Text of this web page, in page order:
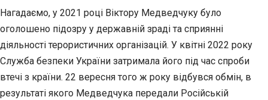
Нагадаємо, у 2021 році Віктору Медведчуку було
оголошено підозру у державній зраді та сприянні
діяльності терористичних організацій. У квітні 2022 року
Служба безпеки України затримала його під час спроби
втечі з країни. 22 вересня того ж року відбувся обмін, в
результаті якого Медведчука передали Російській